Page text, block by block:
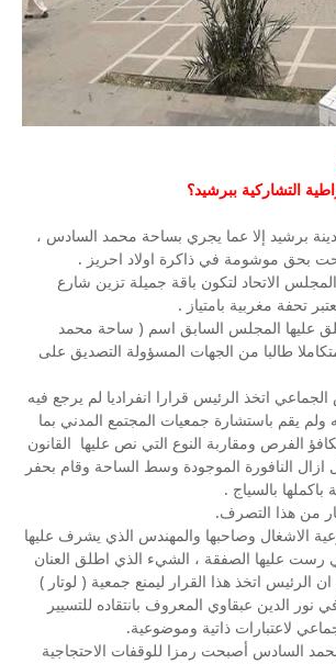
التشاركية ببرشيد؟
برشيد إلا عما يجري بساحة محمد السادس ،
بحق موشومة في ذاكرة اولاد احريز .
الاتحاد لتكون باقة جميلة تزين شارع
تحفة مغربية بامتياز .
أطلق عليها المجلس السابق اسم ( ساحة محمد
طالبا من الجهات المسؤولة التصديق على
اتخذ الرئيس قرارا انفراديا لم يرجع فيه
يقم باستشارة جمعيات المجتمع المدني بما
الفرص ومقاربة النوع التي نص عليها القانون
113-14 ، بل ازال النافورة الموجودة وسط الساحة وقام بحفر
بالسياج .
من هذا التصرف.
الاشغال وصاحبها والمهندس الذي يشرف عليها
رست عليها الصفقة ، الشيء الذي اطلق العنان
الرئيس اتخذ هذا القرار ليمنع جمعية ( لوتار )
نور الدين عبقاوي المعروف بانتقاده للتسيير
لاعتبارات ذاتية وموضوعية.
السادس أصبحت رمزا للوقفات الاحتجاجية